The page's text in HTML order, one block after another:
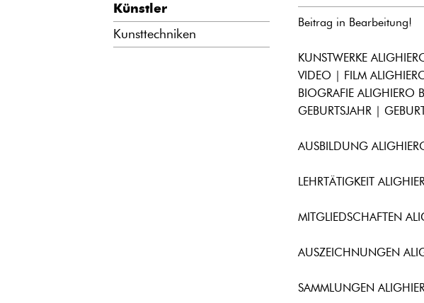
Künstler
Kunsttechniken
Beitrag in Bearbeitung!
KUNSTWERKE
VIDEO | FILM
BIOGRAFIE ALIGHIERO
GEBURTSJAHR |
AUSBILDUNG
LEHRTÄTIGKEIT
MITGLIEDSCHAFTEN
AUSZEICHNUNGEN
SAMMLUNGEN